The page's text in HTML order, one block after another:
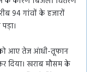
94 गांवों के हजारों
आए तेज आंधी-तूफान
दिया। खराब मौसम के